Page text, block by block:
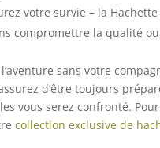
votre survie – la
compromettre la qualité
sans votre
assurez d’être toujours
vous serez confronté.
collection exclusive de